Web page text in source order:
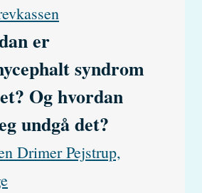
er
syndrom
Og hvordan
undgå det?
Drimer Pejstrup,